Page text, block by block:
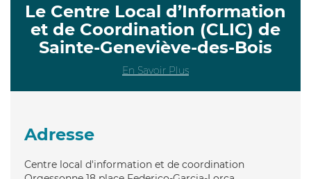
Le Centre Local d’Information
et de Coordination (CLIC) de
Sainte-Geneviève-des-Bois
En Savoir Plus
Adresse
Centre local d'information et de coordination